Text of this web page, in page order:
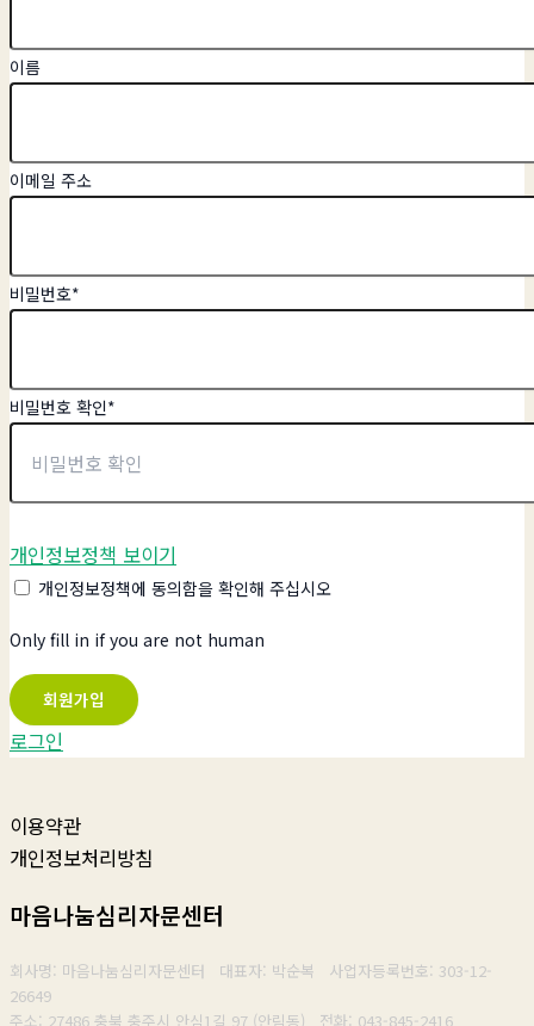
이름
이메일 주소
비밀번호*
비밀번호 확인*
개인정보정책 보이기
개인정보정책에 동의함을 확인해 주십시오
Only fill in if you are not human
로그인
이용약관
개인정보처리방침
마음나눔심리자문센터
회사명: 마음나눔심리자문센터 대표자: 박순복 사업자등록번호: 303-12-
26649
주소: 27486 충북 충주시 안심1길 97 (안림동) 전화: 043-845-2416